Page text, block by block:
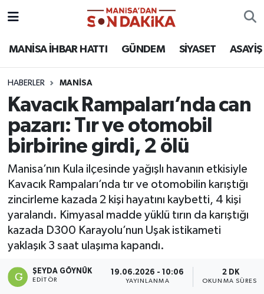
MANİSA İHBAR HATTI GÜNDEM SİYASET ASAYİŞ
HABERLER MANİSA
Kavacık Rampaları’nda can
pazarı: Tır ve otomobil
birbirine girdi, 2 ölü
Manisa’nın Kula ilçesinde yağışlı havanın etkisiyle
Kavacık Rampaları’nda tır ve otomobilin karıştığı
zincirleme kazada 2 kişi hayatını kaybetti, 4 kişi
yaralandı. Kimyasal madde yüklü tırın da karıştığı
kazada D300 Karayolu’nun Uşak istikameti
yaklaşık 3 saat ulaşıma kapandı.
ŞEYDA GÖYNÜK
EDITÖR
19.06.2026 - 10:06
YAYINLANMA
2 DK
OKUNMA SÜRESI
ASAYİŞ
KÜLTÜR-SANAT
MAGAZİN
MANİSA'DA TRAFİK
SİYASET
SPOR
GİZLİLİK SÖZLEŞMESİ
Hava Durumu
Puan Durumu ve Fikstür
Tüm Manşetler
Son Dakika Haberleri
Haber Arşivi